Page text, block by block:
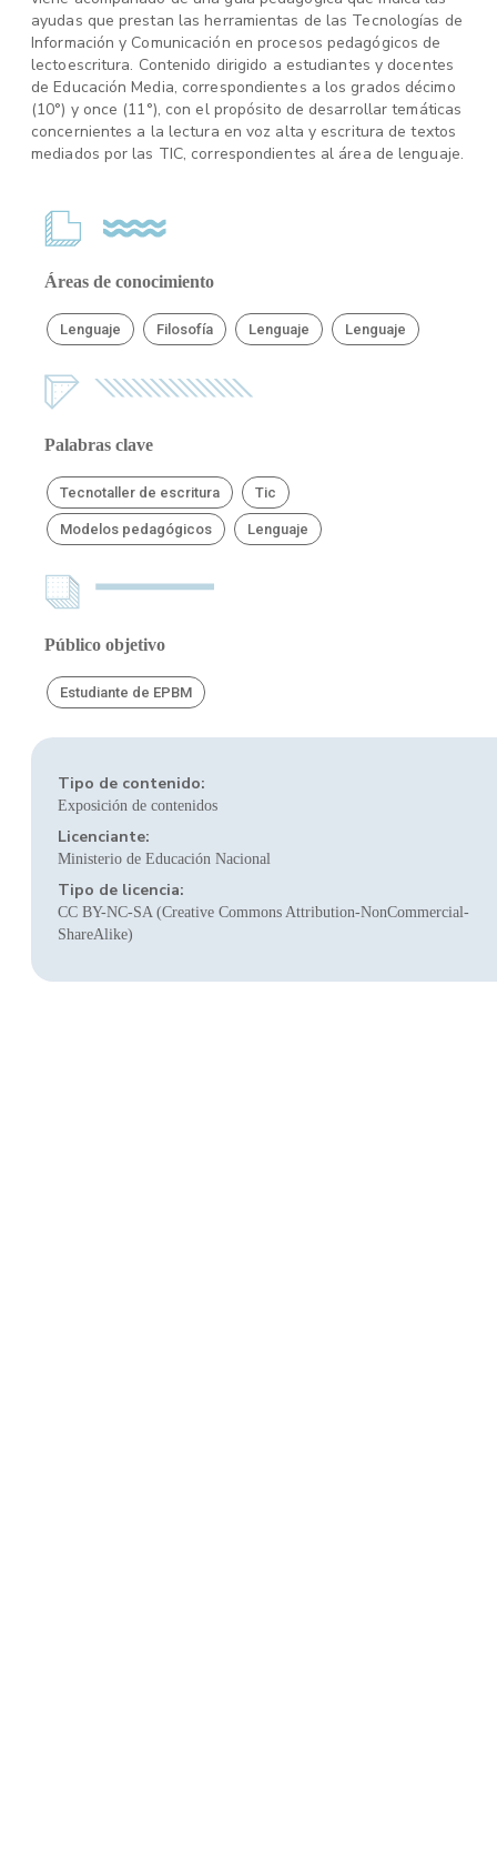
ayudas que prestan las herramientas de las Tecnologías de
Información y Comunicación en procesos pedagógicos de
lectoescritura. Contenido dirigido a estudiantes y docentes
de Educación Media, correspondientes a los grados décimo
(10°) y once (11°), con el propósito de desarrollar temáticas
concernientes a la lectura en voz alta y escritura de textos
mediados por las TIC, correspondientes al área de lenguaje.
Áreas de conocimiento
Lenguaje Filosofía Lenguaje Lenguaje
Palabras clave
Tecnotaller de escritura Tic
Modelos pedagógicos Lenguaje
Público objetivo
Estudiante de EPBM
Tipo de contenido:
Exposición de contenidos
Licenciante:
Ministerio de Educación Nacional
Tipo de licencia:
CC BY-NC-SA (Creative Commons Attribution-NonCommercial-
ShareAlike)